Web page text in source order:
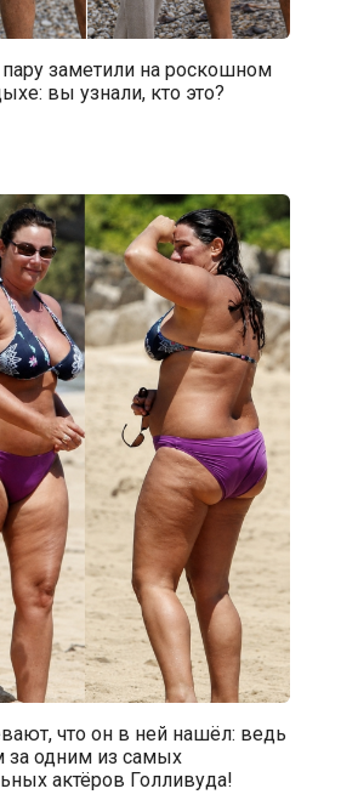
заметили на роскошном
вы узнали, кто это?
что он в ней нашёл: ведь
за одним из самых
актёров Голливуда!